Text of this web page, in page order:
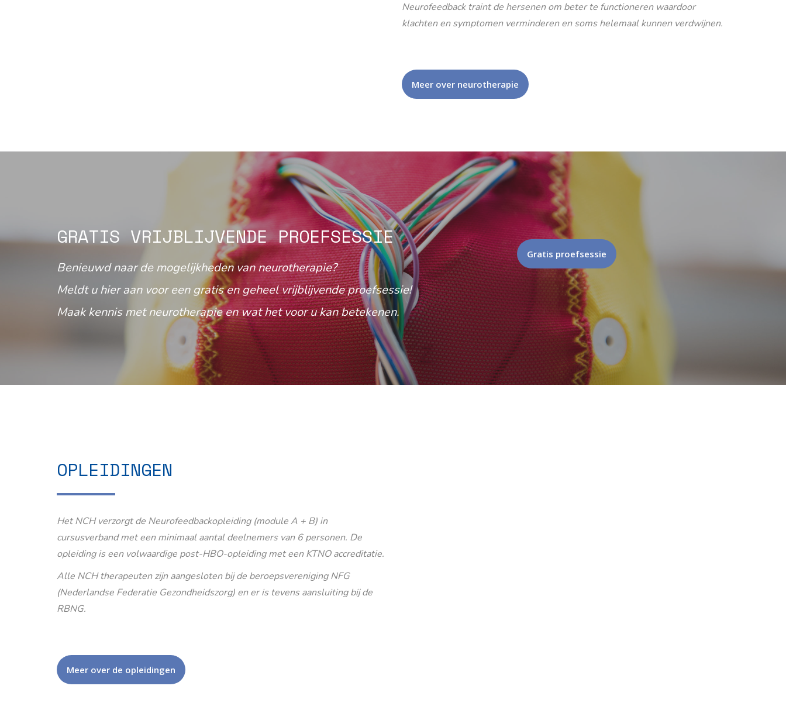
Neurofeedback traint de hersenen om beter te functioneren waardoor
klachten en symptomen verminderen en soms helemaal kunnen verdwijnen.
Meer over neurotherapie
GRATIS VRIJBLIJVENDE PROEFSESSIE
Benieuwd naar de mogelijkheden van neurotherapie?
Meldt u hier aan voor een gratis en geheel vrijblijvende proefsessie!
Maak kennis met neurotherapie en wat het voor u kan betekenen.
Gratis proefsessie
OPLEIDINGEN
Het NCH verzorgt de Neurofeedbackopleiding (module A + B) in
cursusverband met een minimaal aantal deelnemers van 6 personen. De
opleiding is een volwaardige post-HBO-opleiding met een KTNO accreditatie.
Alle NCH therapeuten zijn aangesloten bij de beroepsvereniging NFG
(Nederlandse Federatie Gezondheidszorg) en er is tevens aansluiting bij de
RBNG.
Meer over de opleidingen